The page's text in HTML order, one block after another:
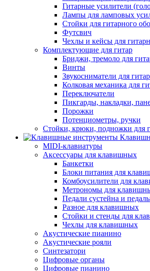
Гитарные усилители
Лампы для ламповых
Стойки для гитарного
Футсвич
Чехлы и кейсы для
Комплектующие для гитар
Бриджи, тремоло для
Винты
Звукосниматели для гитар
Колковая механика для
Переключатели
Пикгарды, накладки,
Порожки
Потенциометры, ручки
Стойки, крюки, подножки для
MIDI-клавиатуры
Аксессуары для клавишных
Банкетки
Блоки питания для
Комбоусилители для
Метрономы для
Педали сустейна и
Разное для клавишных
Стойки и стенды для
Чехлы для клавишных
Акустические пианино
Акустические рояли
Синтезатори
Цифровые органы
Цифровые пианино